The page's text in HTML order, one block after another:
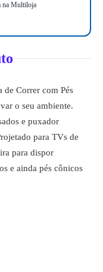
na Multiloja
de Correr com Pés
o seu ambiente.
e puxador
para TVs de
para dispor
e ainda pés cônicos